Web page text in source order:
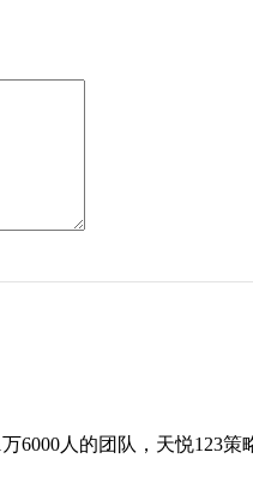
人的团队，天悦123